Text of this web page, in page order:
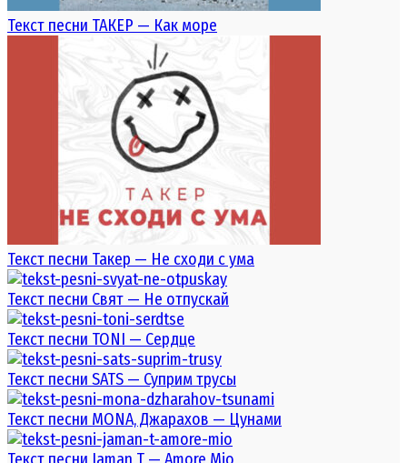
Текст песни ТАКЕР — Как море
Текст песни Такер — Не сходи с ума
Текст песни Свят — Не отпускай
Текст песни TONI — Сердце
Текст песни SATS — Суприм трусы
Текст песни MONA, Джарахов — Цунами